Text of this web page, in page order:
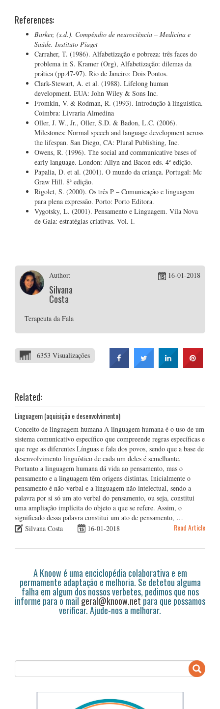
References:
Barker, (s.d.). Compêndio de neurociência – Medicina e
Saúde. Instituto Piaget
Carraher, T. (1986). Alfabetização e pobreza: três faces do
problema in S. Kramer (Org), Alfabetização: dilemas da
prática (pp.47-97). Rio de Janeiro: Dois Pontos.
Clark-Stewart, A. et al. (1988). Lifelong human
development. EUA: John Wiley & Sons Inc.
Fromkin, V. & Rodman, R. (1993). Introdução à linguística.
Coimbra: Livraria Almedina
Oller, J. W., Jr., Oller, S.D. & Badon, L.C. (2006).
Milestones: Normal speech and language development across
the lifespan. San Diego, CA: Plural Publishing, Inc.
Owens, R. (1996). The social and communicative bases of
early language. London: Allyn and Bacon eds. 4ª edição.
Papalia, D. et al. (2001). O mundo da criança. Portugal: Mc
Graw Hill. 8ª edição.
Rigolet, S. (2000). Os três P – Comunicação e linguagem
para plena expressão. Porto: Porto Editora.
Vygotsky, L. (2001). Pensamento e Linguagem. Vila Nova
de Gaia: estratégias criativas. Vol. I.
Author:
Silvana
Costa
16-01-2018
Terapeuta da Fala
6353 Visualizações
Related:
Linguagem (aquisição e desenvolvimento)
Conceito de linguagem humana A linguagem humana é o uso de um
sistema comunicativo específico que compreende regras específicas e
que rege as diferentes Línguas e fala dos povos, sendo que a base de
desenvolvimento linguístico de cada um deles é semelhante.
Portanto a linguagem humana dá vida ao pensamento, mas o
pensamento e a linguagem têm origens distintas. Inicialmente o
pensamento é não-verbal e a linguagem não intelectual, sendo a
palavra por si só um ato verbal do pensamento, ou seja, constitui
uma ampliação implícita do objeto a que se refere. Assim, o
significado dessa palavra constitui um ato de pensamento, …
Silvana Costa
16-01-2018 Read Article
A Knoow é uma enciclopédia colaborativa e em
permamente adaptação e melhoria. Se detetou alguma
falha em algum dos nossos verbetes, pedimos que nos
informe para o mail geral@knoow.netpara que possamos
verificar. Ajude-nos a melhorar.